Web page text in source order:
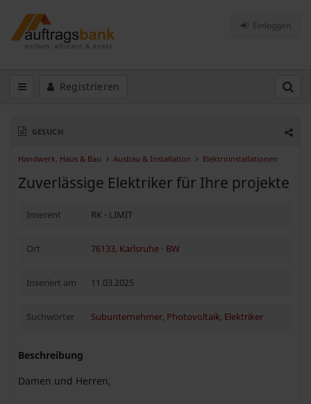
Einloggen
Registrieren
GESUCH
Handwerk, Haus & Bau Ausbau & Installation Elektroinstallationen
Zuverlässige Elektriker für Ihre projekte
Inserent RK - LIMIT
Ort 76133, Karlsruhe - BW
Inseriert am 11.03.2025
Suchwörter Subunternehmer, Photovoltaik, Elektriker
Beschreibung
Damen und Herren,